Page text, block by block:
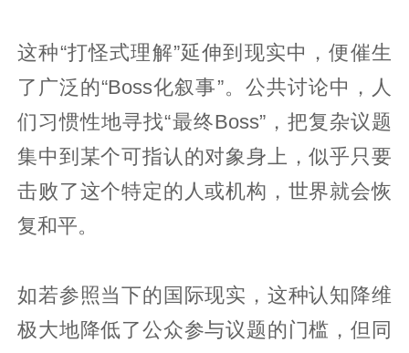
这种“打怪式理解”延伸到现实中，便催生
了广泛的“Boss化叙事”。公共讨论中，人
们习惯性地寻找“最终Boss”，把复杂议题
集中到某个可指认的对象身上，似乎只要
击败了这个特定的人或机构，世界就会恢
复和平。
如若参照当下的国际现实，这种认知降维
极大地降低了公众参与议题的门槛，但同